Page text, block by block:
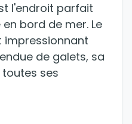
l'endroit parfait
bord de mer. Le
impressionnant
de galets, sa
ses